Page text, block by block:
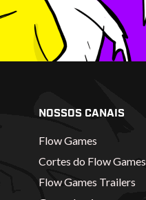
NOSSOS CANAIS
Flow Games
Cortes do Flow Games
Flow Games Trailers